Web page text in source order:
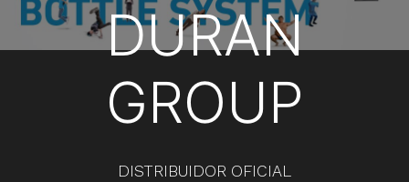
DURAN
GROUP
DISTRIBUIDOR OFICIAL